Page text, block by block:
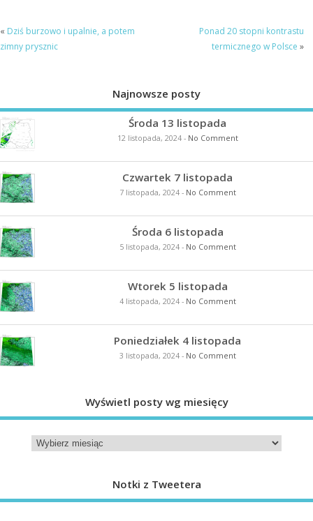
« Dziś burzowo i upalnie, a potem
zimny prysznic
Ponad 20 stopni kontrastu
termicznego w Polsce »
Najnowsze posty
Środa 13 listopada
12 listopada, 2024- No Comment
Czwartek 7 listopada
7 listopada, 2024- No Comment
Środa 6 listopada
5 listopada, 2024- No Comment
Wtorek 5 listopada
4 listopada, 2024- No Comment
Poniedziałek 4 listopada
3 listopada, 2024- No Comment
Wyświetl posty wg miesięcy
Notki z Tweetera